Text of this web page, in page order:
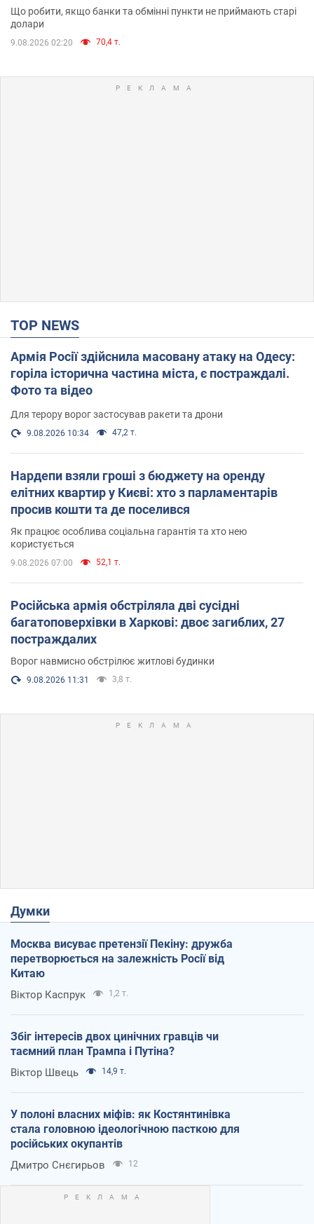
Що робити, якщо банки та обмінні пункти не приймають старі
долари
9.08.2026 02:20 70,4 т.
TOP NEWS
Армія Росії здійснила масовану атаку на Одесу:
горіла історична частина міста, є постраждалі.
Фото та відео
Для терору ворог застосував ракети та дрони
9.08.2026 10:34 47,2 т.
Нардепи взяли гроші з бюджету на оренду
елітних квартир у Києві: хто з парламентарів
просив кошти та де поселився
Як працює особлива соціальна гарантія та хто нею
користується
9.08.2026 07:00 52,1 т.
Російська армія обстріляла дві сусідні
багатоповерхівки в Харкові: двоє загиблих, 27
постраждалих
Ворог навмисно обстрілює житлові будинки
9.08.2026 11:31 3,8 т.
Думки
Москва висуває претензії Пекіну: дружба
перетворюється на залежність Росії від
Китаю
Віктор Каспрук 1,2 т.
Збіг інтересів двох цинічних гравців чи
таємний план Трампа і Путіна?
Віктор Швець 14,9 т.
У полоні власних міфів: як Костянтинівка
стала головною ідеологічною пасткою для
російських окупантів
Дмитро Снєгирьов 12